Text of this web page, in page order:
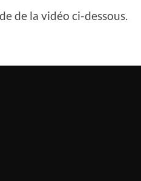
de la vidéo ci-dessous.